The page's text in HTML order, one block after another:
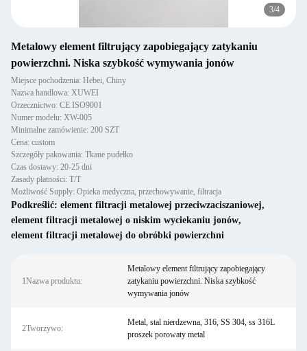
3/4
Metalowy element filtrujący zapobiegający zatykaniu
powierzchni. Niska szybkość wymywania jonów
Miejsce pochodzenia: Hebei, Chiny
Nazwa handlowa: XUWEI
Orzecznictwo: CE ISO9001
Numer modelu: XW-005
Minimalne zamówienie: 200 SZT
Cena: custom
Szczegóły pakowania: Tkane pudełko
Czas dostawy: 20-25 dni
Zasady płatności: T/T
Możliwość Supply: Opieka medyczna, przechowywanie, filtracja
Podkreślić: element filtracji metalowej przeciwzaciszaniowej,
element filtracji metalowej o niskim wyciekaniu jonów,
element filtracji metalowej do obróbki powierzchni
1Nazwa produktu:
Metalowy element filtrujący zapobiegający
zatykaniu powierzchni. Niska szybkość
wymywania jonów
2Tworzywo:
Metal, stal nierdzewna, 316, SS 304, ss 316L
proszek porowaty metal